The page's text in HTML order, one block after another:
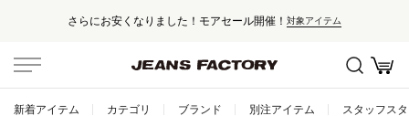
さらにお安くなりました！モアセール開催！ 対象アイテム
新着アイテム カテゴリ ブランド 別注アイテム スタッフス